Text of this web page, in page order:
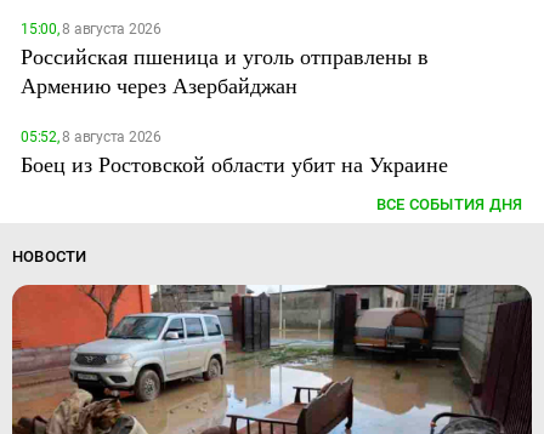
15:00,8 августа 2026
Российская пшеница и уголь отправлены в
Армению через Азербайджан
05:52,8 августа 2026
Боец из Ростовской области убит на Украине
ВСЕ СОБЫТИЯ ДНЯ
НОВОСТИ